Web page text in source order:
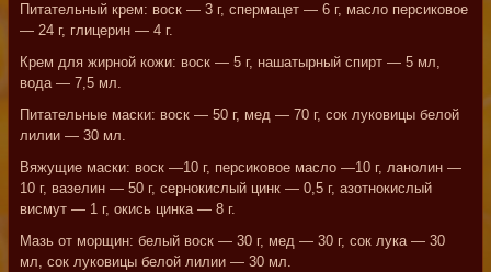
Питательный крем: воск — 3 г, спермацет — 6 г, масло персиковое
— 24 г, глицерин — 4 г.
Крем для жирной кожи: воск — 5 г, нашатырный спирт — 5 мл,
вода — 7,5 мл.
Питательные маски: воск — 50 г, мед — 70 г, сок луковицы белой
лилии — 30 мл.
Вяжущие маски: воск —10 г, персиковое масло —10 г, ланолин —
10 г, вазелин — 50 г, сернокислый цинк — 0,5 г, азотнокислый
висмут — 1 г, окись цинка — 8 г.
Мазь от морщин: белый воск — 30 г, мед — 30 г, сок лука — 30
мл, сок луковицы белой лилии — 30 мл.